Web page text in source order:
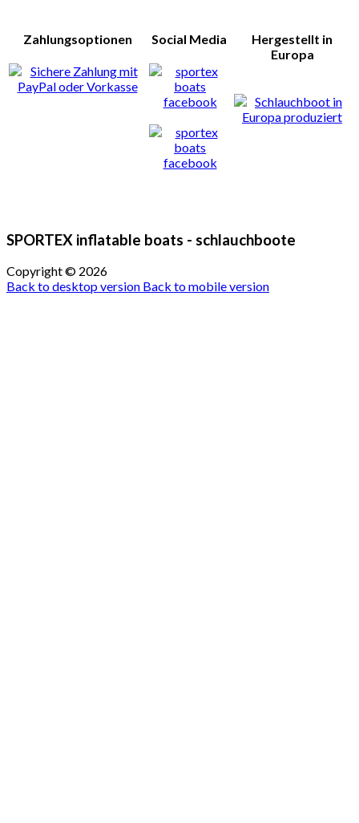
Zahlungsoptionen Social Media
Hergestellt in
Europa
SPORTEX inflatable boats - schlauchboote
Copyright © 2026
Back to desktop version Back to mobile version